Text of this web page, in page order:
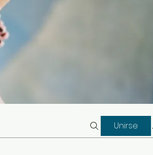
Unirse